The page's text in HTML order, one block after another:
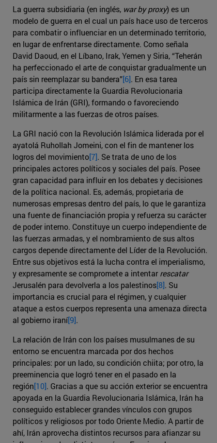
La guerra subsidiaria (en inglés, war by proxy) es un
modelo de guerra en el cual un país hace uso de terceros
para combatir o influenciar en un determinado territorio,
en lugar de enfrentarse directamente. Como señala
David Daoud, en el Líbano, Irak, Yemen y Siria, “Teherán
ha perfeccionado el arte de conquistar gradualmente un
país sin reemplazar su bandera”[6]. En esa tarea
participa directamente la Guardia Revolucionaria
Islámica de Irán (GRI), formando o favoreciendo
militarmente a las fuerzas de otros países.
La GRI nació con la Revolución Islámica liderada por el
ayatolá Ruhollah Jomeini, con el fin de mantener los
logros del movimiento[7]. Se trata de uno de los
principales actores políticos y sociales del país. Posee
gran capacidad para influir en los debates y decisiones
de la política nacional. Es, además, propietaria de
numerosas empresas dentro del país, lo que le garantiza
una fuente de financiación propia y refuerza su carácter
de poder interno. Constituye un cuerpo independiente de
las fuerzas armadas, y el nombramiento de sus altos
cargos depende directamente del Líder de la Revolución.
Entre sus objetivos está la lucha contra el imperialismo,
y expresamente se compromete a intentarrescatar
Jerusalén para devolverla a los palestinos[8]. Su
importancia es crucial para el régimen, y cualquier
ataque a estos cuerpos representa una amenaza directa
al gobierno iraní[9].
La relación de Irán con los países musulmanes de su
entorno se encuentra marcada por dos hechos
principales: por un lado, su condición chiita; por otro, la
preeminencia que logró tener en el pasado en la
región[10]. Gracias a que su acción exterior se encuentra
apoyada en la Guardia Revolucionaria Islámica, Irán ha
conseguido establecer grandes vínculos con grupos
políticos y religiosos por todo Oriente Medio. A partir de
ahí, Irán aprovecha distintos recursos para afianzar su